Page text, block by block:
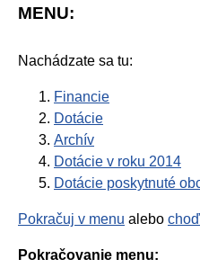
MENU:
Nachádzate sa tu:
Financie
Dotácie
Archív
Dotácie v roku 2014
Dotácie poskytnuté
Pokračuj v menu alebo
Pokračovanie menu: